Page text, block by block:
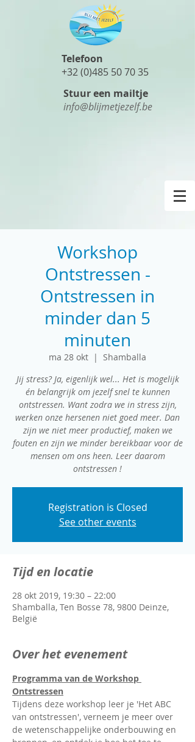
Telefoon
+32 (0)485 50 70 35
Stuur een mailtje
info@blijmetjezelf.be
Workshop
Ontstressen -
Ontstressen in
minder dan 5
minuten
ma 28 okt
  |
Shamballa
Jij stress? Ja, eigenlijk wel... Het is mogelijk
én belangrijk om jezelf snel te kunnen
ontstressen. Want zodra we in stress zijn,
werken onze hersenen niet goed meer. Dan
zijn we niet meer productief, maken we
fouten en zijn we minder bereikbaar voor de
mensen om ons heen. Leer daarom
ontstressen !
Registration is Closed
See other events
Tijd en locatie
28 okt 2019, 19:30 – 22:00
Shamballa, Ten Bosse 78, 9800 Deinze,
België
Over het evenement
Programma van de Workshop
Tijdens deze workshop leer je 'Het ABC
van ontstressen', verneem je meer over
de wetenschappelijke onderbouwing en